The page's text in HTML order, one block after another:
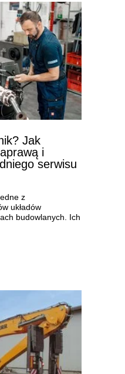
Jak
i
serwisu
z
układów
budowlanych. Ich